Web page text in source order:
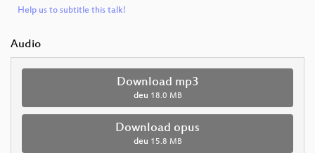
Help us to subtitle this talk!
Audio
Download mp3
deu 18.0 MB
Download opus
deu 15.8 MB